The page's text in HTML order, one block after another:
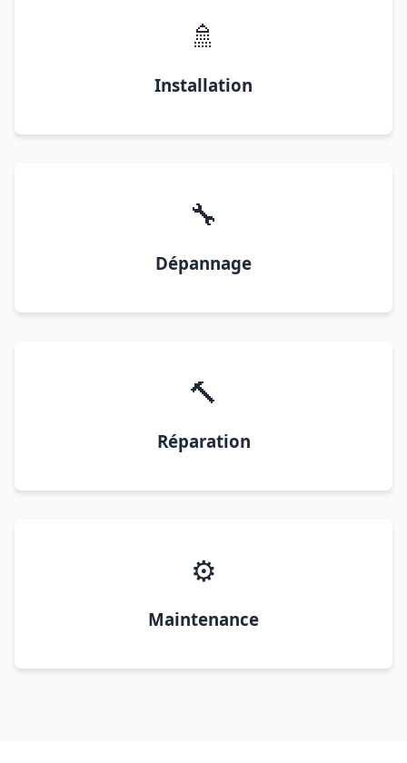
🚿
Installation
🔧
Dépannage
🔨
Réparation
⚙️
Maintenance